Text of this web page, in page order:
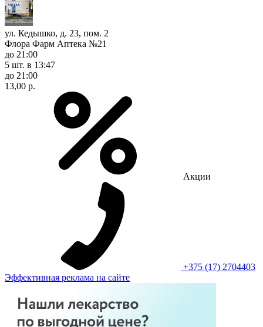
ул. Кедышко, д. 23, пом. 2
Флора Фарм Аптека №21
до 21:00
5 шт. в 13:47
до 21:00
13,00 р.
Акции
+375 (17) 2704403
Эффективная реклама на сайте